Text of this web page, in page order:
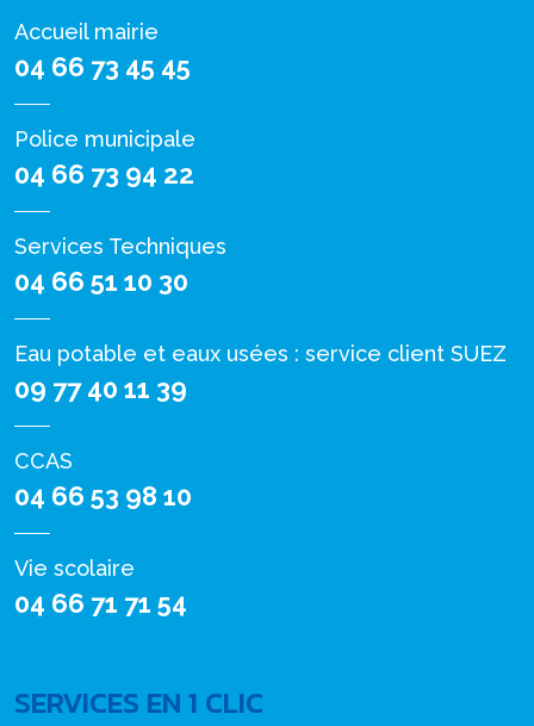
Accueil mairie
04 66 73 45 45
Police municipale
04 66 73 94 22
Services Techniques
04 66 51 10 30
Eau potable et eaux usées : service client SUEZ
09 77 40 11 39
CCAS
04 66 53 98 10
Vie scolaire
04 66 71 71 54
SERVICES EN 1 CLIC